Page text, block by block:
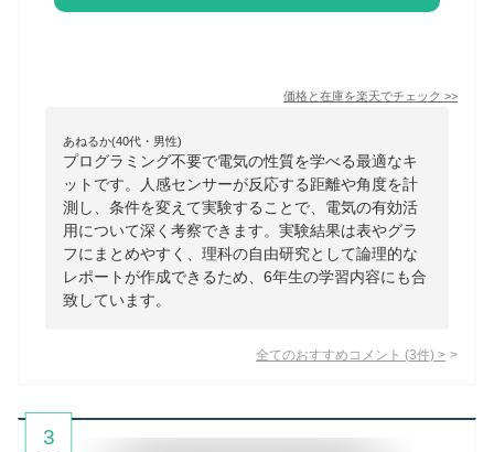
価格と在庫を楽天でチェック >>
あねるか(40代・男性)
プログラミング不要で電気の性質を学べる最適なキ
ットです。人感センサーが反応する距離や角度を計
測し、条件を変えて実験することで、電気の有効活
用について深く考察できます。実験結果は表やグラ
フにまとめやすく、理科の自由研究として論理的な
レポートが作成できるため、6年生の学習内容にも合
致しています。
全てのおすすめコメント (3件) >
3